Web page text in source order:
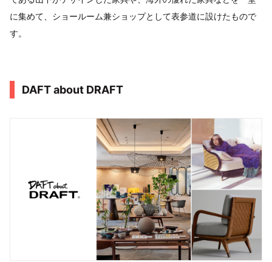
に集めて、ショールーム兼ショップとして表参道に設けたもので
す。
DAFT about DRAFT